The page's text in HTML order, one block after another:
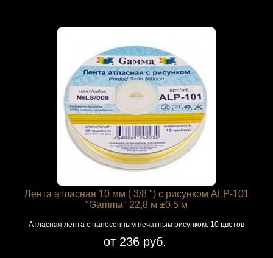
Лента атласная 10 мм ( 3/8 ") с рисунком ALP-101
"Gamma" 22,8 м ±0,5 м
Атласная лента с нанесенным печатным рисунком. 10 цветов
от 236 руб.